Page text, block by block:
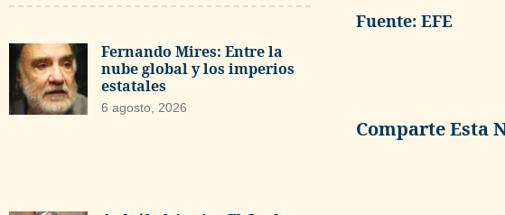
Fernando Mires: Entre la
nube global y los imperios
estatales
6 agosto, 2026
Fuente: EFE
Comparte Esta